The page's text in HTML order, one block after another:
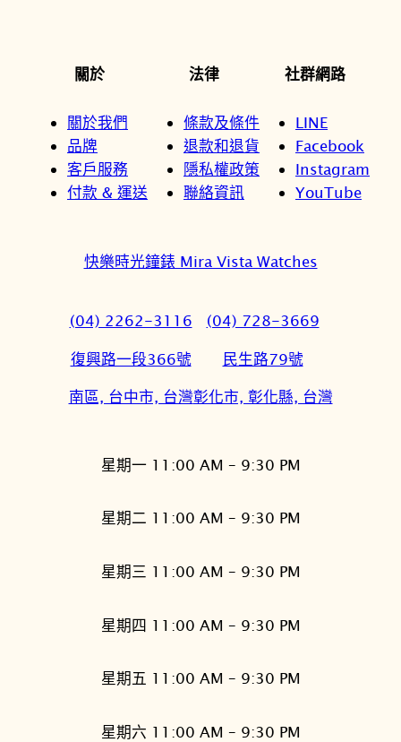
關於
關於我們
品牌
客戶服務
付款 & 運送
法律
條款及條件
退款和退貨
隱私權政策
聯絡資訊
社群網路
LINE
Facebook
Instagram
YouTube
快樂時光鐘錶 Mira Vista Watches
(04) 2262-3116
復興路一段366號
南區, 台中市, 台灣
(04) 728-3669
民生路79號
彰化市, 彰化縣, 台灣
星期一 11:00 AM – 9:30 PM
星期二 11:00 AM – 9:30 PM
星期三 11:00 AM – 9:30 PM
星期四 11:00 AM – 9:30 PM
星期五 11:00 AM – 9:30 PM
星期六 11:00 AM – 9:30 PM